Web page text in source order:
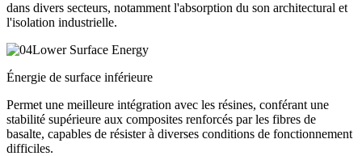
dans divers secteurs, notamment l'absorption du son architectural et
l'isolation industrielle.
Énergie de surface inférieure
Permet une meilleure intégration avec les résines, conférant une
stabilité supérieure aux composites renforcés par les fibres de
basalte, capables de résister à diverses conditions de fonctionnement
difficiles.